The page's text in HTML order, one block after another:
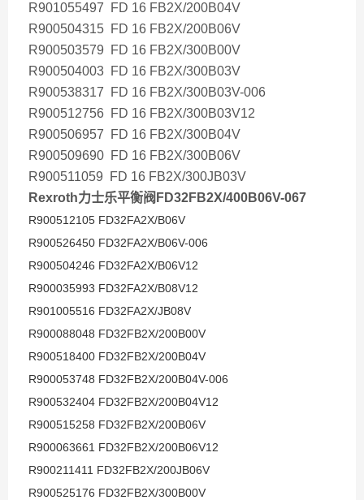
R901055497 FD 16 FB2X/200B04V
R900504315 FD 16 FB2X/200B06V
R900503579 FD 16 FB2X/300B00V
R900504003 FD 16 FB2X/300B03V
R900538317 FD 16 FB2X/300B03V-006
R900512756 FD 16 FB2X/300B03V12
R900506957 FD 16 FB2X/300B04V
R900509690 FD 16 FB2X/300B06V
R900511059 FD 16 FB2X/300JB03V
Rexroth力士乐平衡阀FD32FB2X/400B06V-067
R900512105 FD32FA2X/B06V
R900526450 FD32FA2X/B06V-006
R900504246 FD32FA2X/B06V12
R900035993 FD32FA2X/B08V12
R901005516 FD32FA2X/JB08V
R900088048 FD32FB2X/200B00V
R900518400 FD32FB2X/200B04V
R900053748 FD32FB2X/200B04V-006
R900532404 FD32FB2X/200B04V12
R900515258 FD32FB2X/200B06V
R900063661 FD32FB2X/200B06V12
R900211411 FD32FB2X/200JB06V
R900525176 FD32FB2X/300B00V